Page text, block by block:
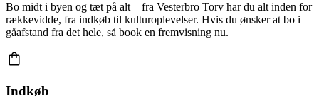
Bo midt i byen og tæt på alt – fra Vesterbro Torv har du alt inden for
rækkevidde, fra indkøb til kulturoplevelser. Hvis du ønsker at bo i
gåafstand fra det hele, så book en fremvisning nu.
Indkøb